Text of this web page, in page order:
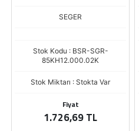
SEGER
Stok Kodu : BSR-SGR-
85KH12.000.02K
Stok Miktarı : Stokta Var
Fiyat
1.726,69 TL